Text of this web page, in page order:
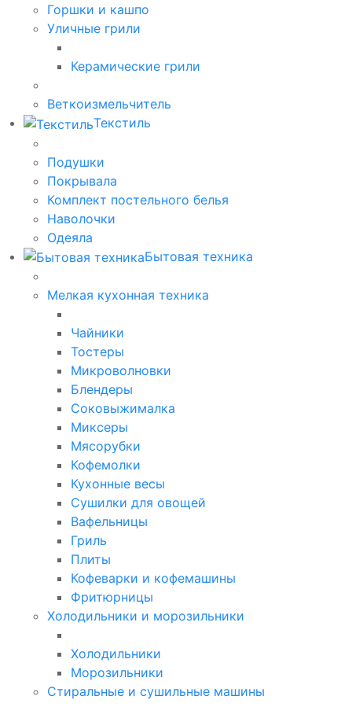
Горшки и кашпо
Уличные грили
Керамические грили
Веткоизмельчитель
Текстиль
Подушки
Покрывала
Комплект постельного белья
Наволочки
Одеяла
Бытовая техника
Мелкая кухонная техника
Чайники
Тостеры
Микроволновки
Блендеры
Соковыжималка
Миксеры
Мясорубки
Кофемолки
Кухонные весы
Сушилки для овощей
Вафельницы
Гриль
Плиты
Кофеварки и кофемашины
Фритюрницы
Холодильники и морозильники
Холодильники
Морозильники
Стиральные и сушильные машины